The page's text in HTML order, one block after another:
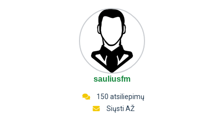
sauliusfm
150 atsiliepimų
Siųsti AŽ